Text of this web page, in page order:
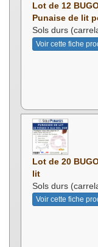
Lot de 12
Punaise de lit
Sols durs
Voir cette fiche
Lot de 20
lit
Sols durs
Voir cette fiche